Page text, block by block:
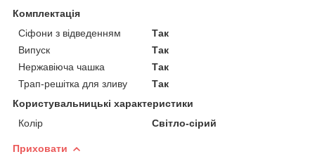
Комплектація
Сіфони з відведенням
Так
Випуск
Так
Нержавіюча чашка
Так
Трап-решітка для зливу
Так
Користувальницькі характеристики
Колір
Світло-сірий
Приховати